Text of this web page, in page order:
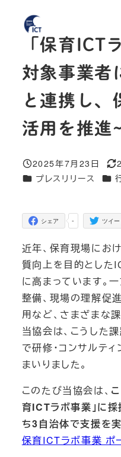
「保育ICT
対象事業者
と連携し、
活用を推進
投稿日
2025年7月23日
更
カテゴリー
プレスリリース カテ
-
シェア ツイー
近年、保育現場にお
質向上を目的とした
に高まっています。
整備、現場の理解促
用など、さまざまな
当協会は、こうした
で研修・コンサルテ
まいりました。
このたび当協会は、
育ICTラボ事業」に
ち3自治体で支援を
保育ICTラボ事業 ポ